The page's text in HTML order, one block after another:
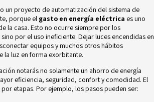
un proyecto de automatización del sistema de
porque el gasto en energía eléctrica es uno
la casa. Esto no ocurre siempre por los
por el uso ineficiente. Dejar luces encendidas en
equipos y muchos otros hábitos
la luz en forma exorbitante.
notarás no solamente un ahorro de energía
eficiencia, seguridad, confort y comodidad. El
etapas. Por ejemplo, los pasos pueden ser: